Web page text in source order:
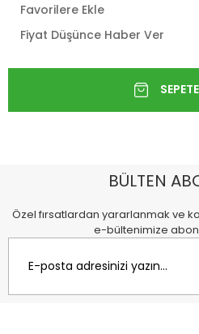
Favorilere Ekle
Fiyat Düşünce Haber Ver
BÜLTEN
Özel fırsatlardan yararlanmak ve
e-bültenimize